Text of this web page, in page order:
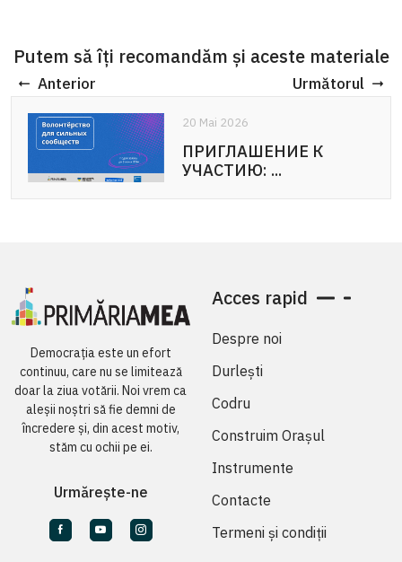
Putem să îți recomandăm și aceste materiale
Anterior Următorul
20 Mai 2026
ПРИГЛАШЕНИЕ К
УЧАСТИЮ: ...
20 Mai 2026
APEL DE PARTICIPARE:
Voluntariat pentru ...
Democrația este un efort
continuu, care nu se limitează
doar la ziua votării. Noi vrem ca
aleșii noștri să fie demni de
încredere și, din acest motiv,
stăm cu ochii pe ei.
Urmărește-ne
Acces rapid
Despre noi
Durlești
Codru
Construim Orașul
Instrumente
Contacte
Termeni și condiții